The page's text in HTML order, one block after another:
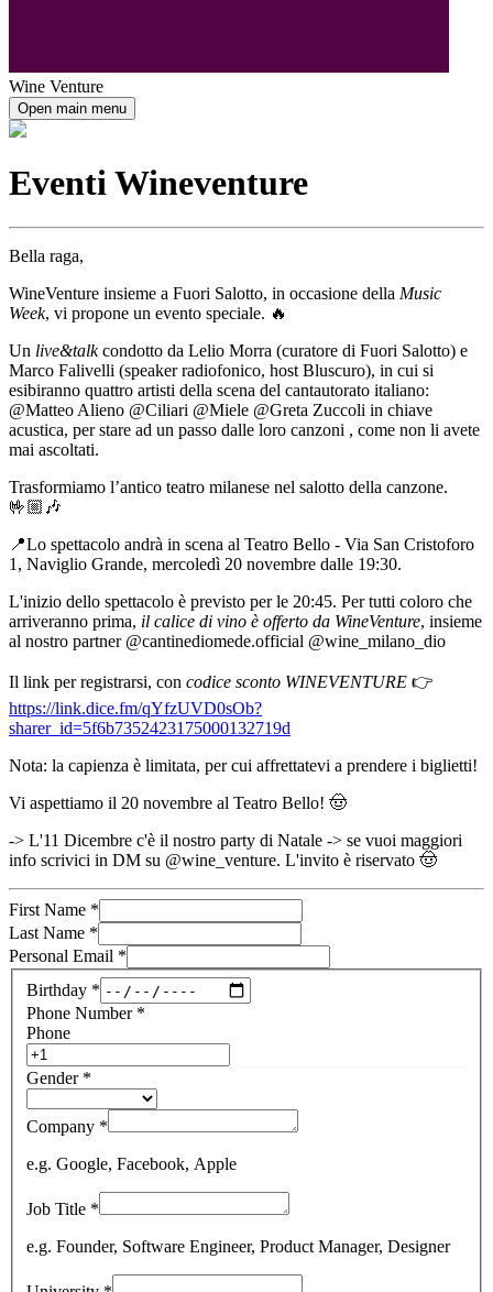
Wine Venture
Open main menu
Eventi Wineventure
Bella raga,
WineVenture insieme a Fuori Salotto, in occasione della Music
Week, vi propone un evento speciale. 🔥
Un live&talkcondotto da Lelio Morra (curatore di Fuori Salotto) e
Marco Falivelli (speaker radiofonico, host Bluscuro), in cui si
esibiranno quattro artisti della scena del cantautorato italiano:
@Matteo Alieno @Ciliari @Miele @Greta Zuccoli in chiave
acustica, per stare ad un passo dalle loro canzoni , come non li avete
mai ascoltati.
Trasformiamo l’antico teatro milanese nel salotto della canzone.
🤟🏼🎶
📍Lo spettacolo andrà in scena al Teatro Bello - Via San Cristoforo
1, Naviglio Grande, mercoledì 20 novembre dalle 19:30.
L'inizio dello spettacolo è previsto per le 20:45. Per tutti coloro che
arriveranno prima, il calice di vino è offerto da WineVenture, insieme
al nostro partner @cantinediomede.official @wine_milano_dio
Il link per registrarsi, con codice sconto WINEVENTURE 👉
https://link.dice.fm/qYfzUVD0sOb?
sharer_id=5f6b7352423175000132719d
Nota: la capienza è limitata, per cui affrettatevi a prendere i biglietti!
Vi aspettiamo il 20 novembre al Teatro Bello! 🤠
-> L'11 Dicembre c'è il nostro party di Natale -> se vuoi maggiori
info scrivici in DM su @wine_venture. L'invito è riservato 🤠
First Name *
Last Name *
Personal Email *
Birthday *
Phone Number*
Phone
Gender*
Company *
e.g. Google, Facebook, Apple
Job Title *
e.g. Founder, Software Engineer, Product Manager, Designer